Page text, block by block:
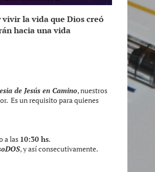
la vida que Dios creó
hacia una vida
de Jesús en Camino, nuestros
Es un requisito para quienes
a las 10:30 hs.
, y así consecutivamente.